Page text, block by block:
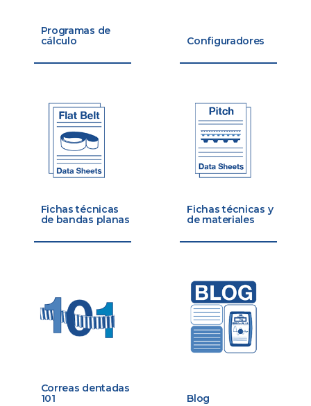
Programas de
cálculo
Configuradores
Fichas técnicas
de bandas planas
Fichas técnicas y
de materiales
Correas dentadas
101
Blog